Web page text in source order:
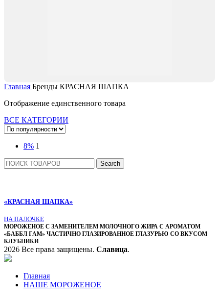
Главная Бренды КРАСНАЯ ШАПКА
Отображение единственного товара
ВСЕ КАТЕГОРИИ
8% 1
Search
«КРАСНАЯ ШАПКА»
НА ПАЛОЧКЕ
МОРОЖЕНОЕ С ЗАМЕНИТЕЛЕМ МОЛОЧНОГО ЖИРА С АРОМАТОМ
«БАББЛ ГАМ» ЧАСТИЧНО ГЛАЗИРОВАННОЕ ГЛАЗУРЬЮ СО ВКУСОМ
КЛУБНИКИ
2026 Все права защищены. Славица.
Главная
НАШЕ МОРОЖЕНОЕ